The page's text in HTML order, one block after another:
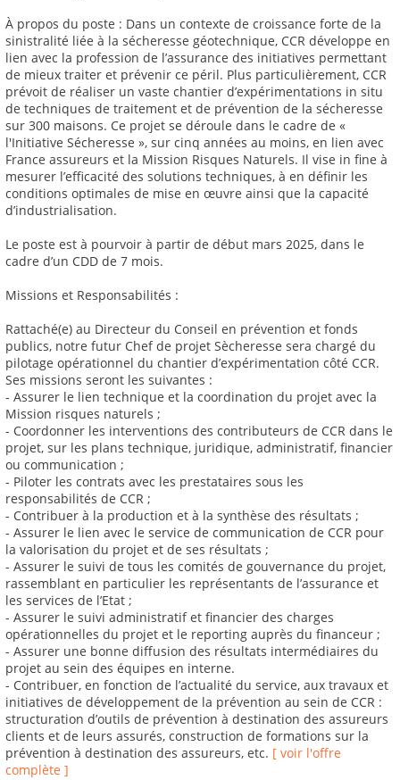
À propos du poste : Dans un contexte de croissance forte de la
sinistralité liée à la sécheresse géotechnique, CCR développe en
lien avec la profession de l’assurance des initiatives permettant
de mieux traiter et prévenir ce péril. Plus particulièrement, CCR
prévoit de réaliser un vaste chantier d’expérimentations in situ
de techniques de traitement et de prévention de la sécheresse
sur 300 maisons. Ce projet se déroule dans le cadre de «
l'Initiative Sécheresse », sur cinq années au moins, en lien avec
France assureurs et la Mission Risques Naturels. Il vise in fine à
mesurer l’efficacité des solutions techniques, à en définir les
conditions optimales de mise en œuvre ainsi que la capacité
d’industrialisation.
Le poste est à pourvoir à partir de début mars 2025, dans le
cadre d’un CDD de 7 mois.
Missions et Responsabilités :
Rattaché(e) au Directeur du Conseil en prévention et fonds
publics, notre futur Chef de projet Sècheresse sera chargé du
pilotage opérationnel du chantier d’expérimentation côté CCR.
Ses missions seront les suivantes :
- Assurer le lien technique et la coordination du projet avec la
Mission risques naturels ;
- Coordonner les interventions des contributeurs de CCR dans le
projet, sur les plans technique, juridique, administratif, financier
ou communication ;
- Piloter les contrats avec les prestataires sous les
responsabilités de CCR ;
- Contribuer à la production et à la synthèse des résultats ;
- Assurer le lien avec le service de communication de CCR pour
la valorisation du projet et de ses résultats ;
- Assurer le suivi de tous les comités de gouvernance du projet,
rassemblant en particulier les représentants de l’assurance et
les services de l’Etat ;
- Assurer le suivi administratif et financier des charges
opérationnelles du projet et le reporting auprès du financeur ;
- Assurer une bonne diffusion des résultats intermédiaires du
projet au sein des équipes en interne.
- Contribuer, en fonction de l’actualité du service, aux travaux et
initiatives de développement de la prévention au sein de CCR :
structuration d’outils de prévention à destination des assureurs
clients et de leurs assurés, construction de formations sur la
prévention à destination des assureurs, etc. [ voir l'offre
complète ]